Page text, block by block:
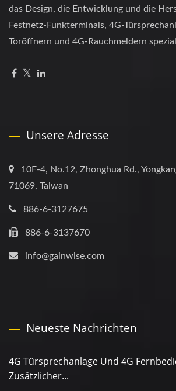
das Design, die Entwicklung und die
Festnetz-Funkterminals, 4G-
Toröffnern und 4G-Rauchmeldern
Unsere Adresse
10F-4, No.12, Zhonghua Rd.,
71069, Taiwan
886-6-3127675
886-6-3137670
info@gainwise.com
Neueste Nachrichten
4G Türsprechanlage Und 4G
Zusätzlicher...